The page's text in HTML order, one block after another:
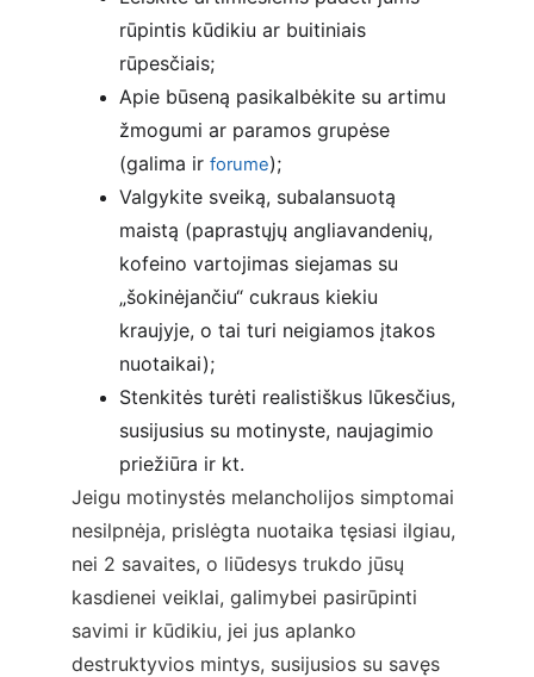
rūpintis kūdikiu ar buitiniais
rūpesčiais;
Apie būseną pasikalbėkite su artimu
žmogumi ar paramos grupėse
(galima ir forume);
Valgykite sveiką, subalansuotą
maistą (paprastųjų angliavandenių,
kofeino vartojimas siejamas su
„šokinėjančiu“ cukraus kiekiu
kraujyje, o tai turi neigiamos įtakos
nuotaikai);
Stenkitės turėti realistiškus lūkesčius,
susijusius su motinyste, naujagimio
priežiūra ir kt.
Jeigu motinystės melancholijos simptomai
nesilpnėja, prislėgta nuotaika tęsiasi ilgiau,
nei 2 savaites, o liūdesys trukdo jūsų
kasdienei veiklai, galimybei pasirūpinti
savimi ir kūdikiu, jei jus aplanko
destruktyvios mintys, susijusios su savęs